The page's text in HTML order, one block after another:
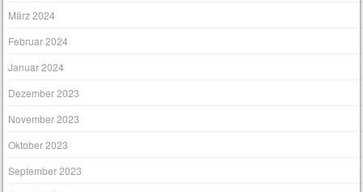
März 2024
Februar 2024
Januar 2024
Dezember 2023
November 2023
Oktober 2023
September 2023